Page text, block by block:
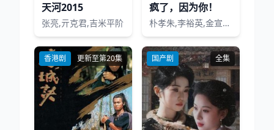
天河2015
张亮,亓克君,吉米平阶
疯了，因为你！
朴孝朱,李裕英,金宣虎,金圣柱,权度云,柳惠琳
香港剧 更新至第20集 国产剧 全集